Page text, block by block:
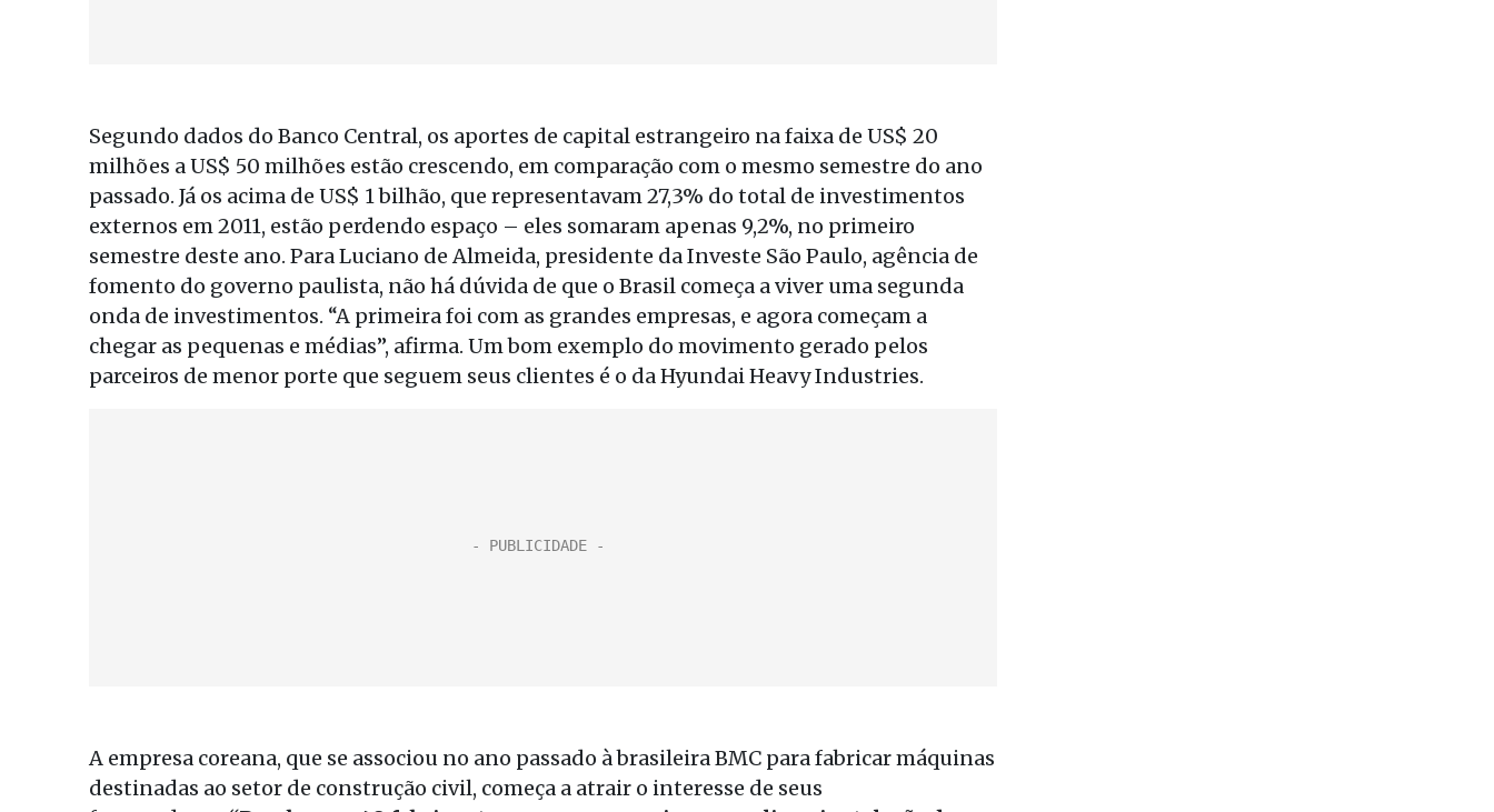
Segundo dados do Banco Central, os aportes de capital estrangeiro na faixa de US$ 20
milhões a US$ 50 milhões estão crescendo, em comparação com o mesmo semestre do ano
passado. Já os acima de US$ 1 bilhão, que representavam 27,3% do total de investimentos
externos em 2011, estão perdendo espaço – eles somaram apenas 9,2%, no primeiro
semestre deste ano. Para Luciano de Almeida, presidente da Investe São Paulo, agência de
fomento do governo paulista, não há dúvida de que o Brasil começa a viver uma segunda
onda de investimentos. “A primeira foi com as grandes empresas, e agora começam a
chegar as pequenas e médias”, afirma. Um bom exemplo do movimento gerado pelos
parceiros de menor porte que seguem seus clientes é o da Hyundai Heavy Industries.
A empresa coreana, que se associou no ano passado à brasileira BMC para fabricar máquinas
destinadas ao setor de construção civil, começa a atrair o interesse de seus